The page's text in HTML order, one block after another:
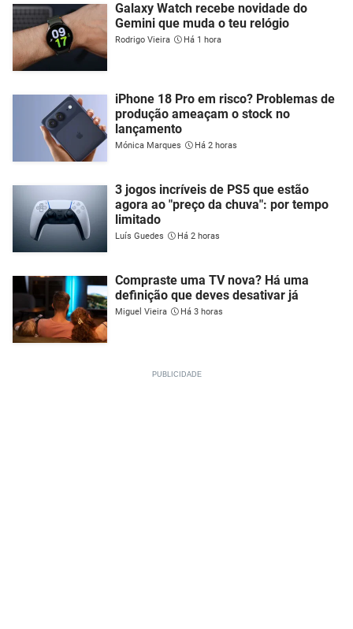
Galaxy Watch recebe novidade do
Gemini que muda o teu relógio
Rodrigo Vieira Há 1 hora
iPhone 18 Pro em risco? Problemas de
produção ameaçam o stock no
lançamento
Mónica Marques Há 2 horas
3 jogos incríveis de PS5 que estão
agora ao "preço da chuva": por tempo
limitado
Luís Guedes Há 2 horas
Compraste uma TV nova? Há uma
definição que deves desativar já
Miguel Vieira Há 3 horas